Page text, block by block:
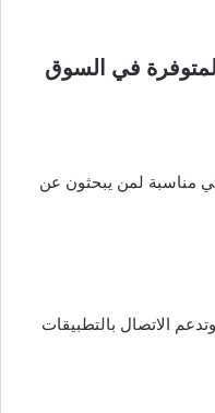
في السوق
مناسبة لمن يبحثون عن
الاتصال بالتطبيقات